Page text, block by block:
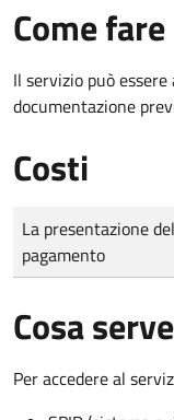
Come fare
Il servizio può
documentazione
Costi
Tipo di pagamento
Importo
La presentazione
pagamento
Cosa serve
Per accedere al